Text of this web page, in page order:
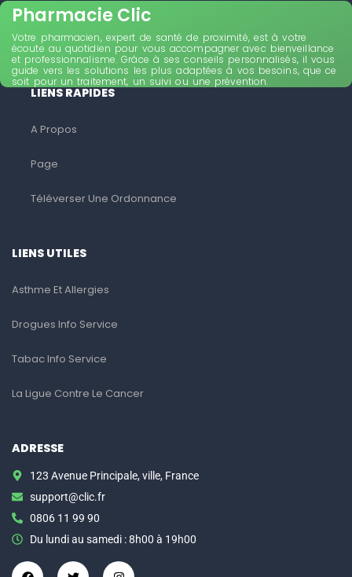
Pharmacie Clic
Votre pharmacien, expert de santé de proximité, est à votre
écoute au quotidien pour vous accompagner avec bienveillance
et professionnalisme. Grâce à ses conseils personnalisés, il vous
guide vers les solutions les plus adaptées à vos besoins, que ce
soit pour un traitement, un suivi ou une prévention.
LIENS RAPIDES
A Propos
Page
Téléverser Une Ordonnance
LIENS UTILES
Asthme Et Allergies
Drogues Info Service
Tabac Info Service
La Ligue Contre Le Cancer
ADRESSE
123 Avenue Principale, ville, France
support@clic.fr
0806 11 99 90
Du lundi au samedi : 8h00 à 19h00